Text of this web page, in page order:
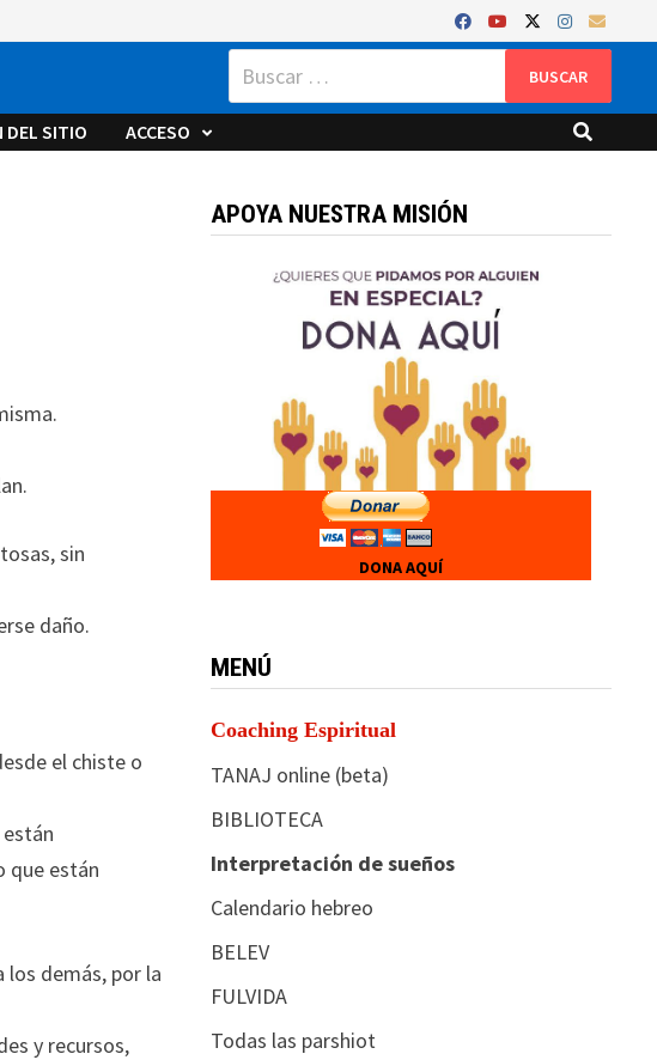
Buscar:
DEL SITIO ACCESO
sin
daño.
el chiste o
que están
demás, por la
y recursos,
APOYA NUESTRA MISIÓN
DONA AQUÍ
MENÚ
Coaching Espiritual
TANAJ online (beta)
BIBLIOTECA
Interpretación de sueños
Calendario hebreo
BELEV
FULVIDA
Todas las parshiot